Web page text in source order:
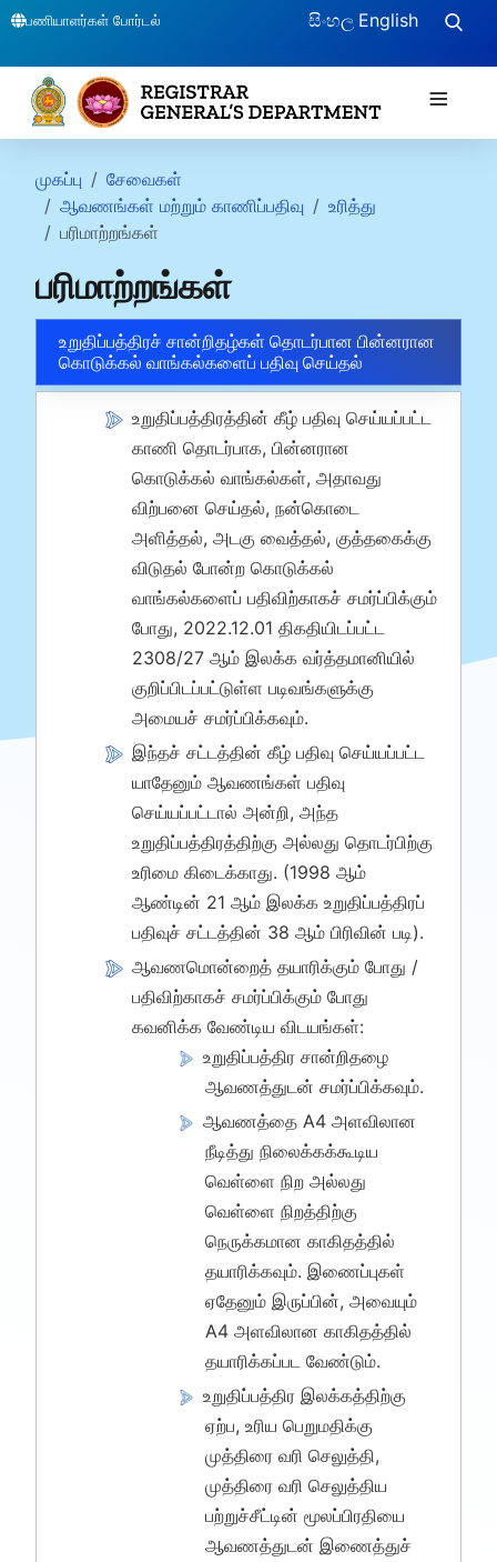
பணியாளர்கள் போர்டல் සිංහල English
≡
முகப்பு
சேவைகள்
ஆவணங்கள் மற்றும் காணிப்பதிவு
உரித்து
பரிமாற்றங்கள்
பரிமாற்றங்கள்
உறுதிப்பத்திரச் சான்றிதழ்கள் தொடர்பான பின்னரான
கொடுக்கல் வாங்கல்களைப் பதிவு செய்தல்
உறுதிப்பத்திரத்தின் கீழ் பதிவு செய்யப்பட்ட
காணி தொடர்பாக, பின்னரான
கொடுக்கல் வாங்கல்கள், அதாவது
விற்பனை செய்தல், நன்கொடை
அளித்தல், அடகு வைத்தல், குத்தகைக்கு
விடுதல் போன்ற கொடுக்கல்
வாங்கல்களைப் பதிவிற்காகச் சமர்ப்பிக்கும்
போது, 2022.12.01 திகதியிடப்பட்ட
2308/27 ஆம் இலக்க வர்த்தமானியில்
குறிப்பிடப்பட்டுள்ள படிவங்களுக்கு
அமையச் சமர்ப்பிக்கவும்.
இந்தச் சட்டத்தின் கீழ் பதிவு செய்யப்பட்ட
யாதேனும் ஆவணங்கள் பதிவு
செய்யப்பட்டால் அன்றி, அந்த
உறுதிப்பத்திரத்திற்கு அல்லது தொடர்பிற்கு
உரிமை கிடைக்காது. (1998 ஆம்
ஆண்டின் 21 ஆம் இலக்க உறுதிப்பத்திரப்
பதிவுச் சட்டத்தின் 38 ஆம் பிரிவின் படி).
ஆவணமொன்றைத் தயாரிக்கும் போது /
பதிவிற்காகச் சமர்ப்பிக்கும் போது
கவனிக்க வேண்டிய விடயங்கள்:
உறுதிப்பத்திர சான்றிதழை
ஆவணத்துடன் சமர்ப்பிக்கவும்.
ஆவணத்தை A4 அளவிலான
நீடித்து நிலைக்கக்கூடிய
வெள்ளை நிற அல்லது
வெள்ளை நிறத்திற்கு
நெருக்கமான காகிதத்தில்
தயாரிக்கவும். இணைப்புகள்
ஏதேனும் இருப்பின், அவையும்
A4 அளவிலான காகிதத்தில்
தயாரிக்கப்பட வேண்டும்.
உறுதிப்பத்திர இலக்கத்திற்கு
ஏற்ப, உரிய பெறுமதிக்கு
முத்திரை வரி செலுத்தி,
முத்திரை வரி செலுத்திய
பற்றுச்சீட்டின் மூலப்பிரதியை
ஆவணத்துடன் இணைத்துச்